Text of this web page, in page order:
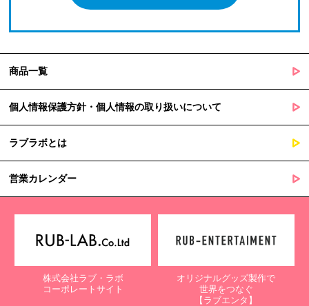
商品一覧
個人情報保護方針・個人情報の取り扱いについて
ラブラボとは
営業カレンダー
株式会社ラブ・ラボ
コーポレートサイト
オリジナルグッズ製作で
世界をつなぐ
【ラブエンタ】